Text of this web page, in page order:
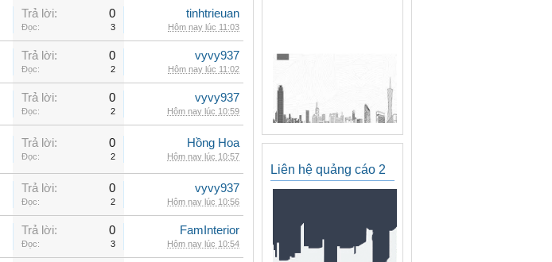
Trả lời: 0
Đọc: 3
tinhtrieuan
Hôm nay lúc 11:03
Trả lời: 0
Đọc: 2
vyvy937
Hôm nay lúc 11:02
Trả lời: 0
Đọc: 2
vyvy937
Hôm nay lúc 10:59
Trả lời: 0
Đọc: 2
Hồng Hoa
Hôm nay lúc 10:57
Trả lời: 0
Đọc: 2
vyvy937
Hôm nay lúc 10:56
Trả lời: 0
Đọc: 3
FamInterior
Hôm nay lúc 10:54
Liên hệ quảng cáo 2